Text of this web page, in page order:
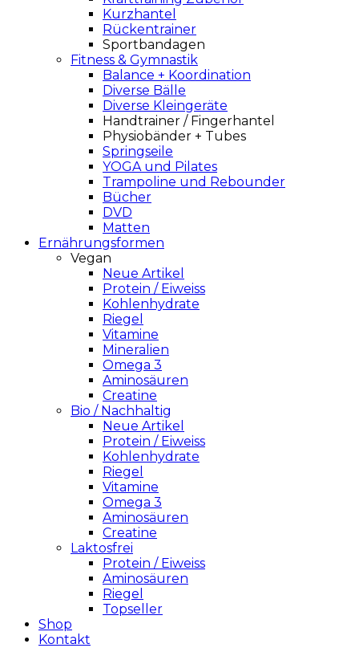
Kurzhantel
Rückentrainer
Sportbandagen
Fitness & Gymnastik
Balance + Koordination
Diverse Bälle
Diverse Kleingeräte
Handtrainer / Fingerhantel
Physiobänder + Tubes
Springseile
YOGA und Pilates
Trampoline und Rebounder
Bücher
DVD
Matten
Ernährungsformen
Vegan
Neue Artikel
Protein / Eiweiss
Kohlenhydrate
Riegel
Vitamine
Mineralien
Omega 3
Aminosäuren
Creatine
Bio / Nachhaltig
Neue Artikel
Protein / Eiweiss
Kohlenhydrate
Riegel
Vitamine
Omega 3
Aminosäuren
Creatine
Laktosfrei
Protein / Eiweiss
Aminosäuren
Riegel
Topseller
Shop
Kontakt